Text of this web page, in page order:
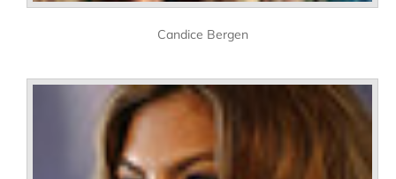
Candice Bergen